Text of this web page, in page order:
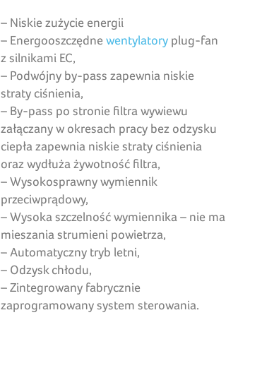
– Niskie zużycie energii
– Energooszczędnewentylatory plug-fan
z silnikami EC,
– Podwójny by-pass zapewnia niskie
straty ciśnienia,
– By-pass po stronie filtra wywiewu
załączany w okresach pracy bez odzysku
ciepła zapewnia niskie straty ciśnienia
oraz wydłuża żywotność filtra,
– Wysokosprawny wymiennik
przeciwprądowy,
– Wysoka szczelność wymiennika – nie ma
mieszania strumieni powietrza,
– Automatyczny tryb letni,
– Odzysk chłodu,
– Zintegrowany fabrycznie
zaprogramowany system sterowania.